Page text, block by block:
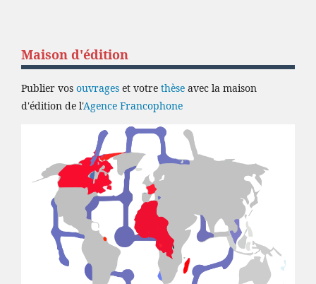
Maison d'édition
Publier vos ouvrages et votre thèse avec la maison
d'édition de l'Agence Francophone